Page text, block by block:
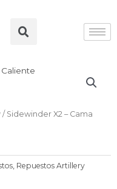
Search
/ Sidewinder X2 – Cama
, Repuestos Artillery